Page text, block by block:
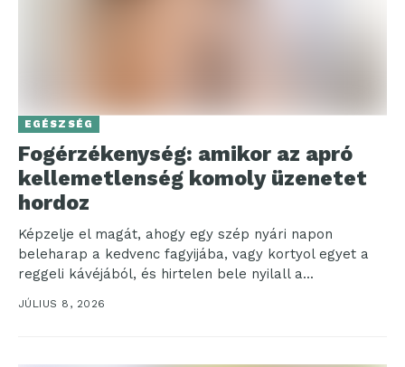
EGÉSZSÉG
Fogérzékenység: amikor az apró
kellemetlenség komoly üzenetet
hordoz
Képzelje el magát, ahogy egy szép nyári napon
beleharap a kedvenc fagyijába, vagy kortyol egyet a
reggeli kávéjából, és hirtelen bele nyilall a...
JÚLIUS 8, 2026